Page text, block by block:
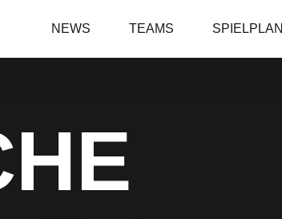
NEWS TEAMS SPIELPLAN